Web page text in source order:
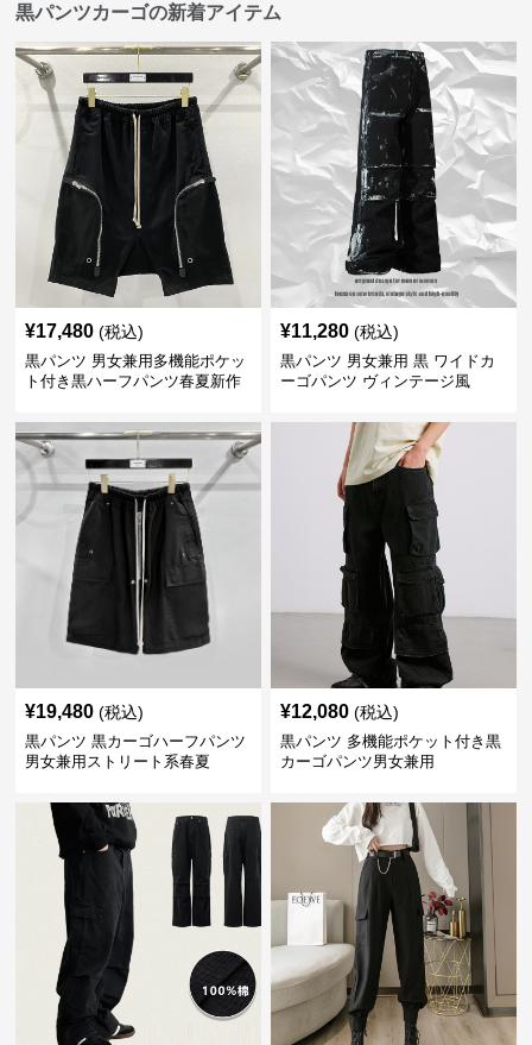
黒パンツカーゴの新着アイテム
¥17,480 (税込)
黒パンツ 男女兼用多機能ポケッ
ト付き黒ハーフパンツ春夏新作
¥11,280 (税込)
黒パンツ 男女兼用 黒 ワイドカ
ーゴパンツ ヴィンテージ風
¥19,480 (税込)
黒パンツ 黒カーゴハーフパンツ
男女兼用ストリート系春夏
¥12,080 (税込)
黒パンツ 多機能ポケット付き黒
カーゴパンツ男女兼用